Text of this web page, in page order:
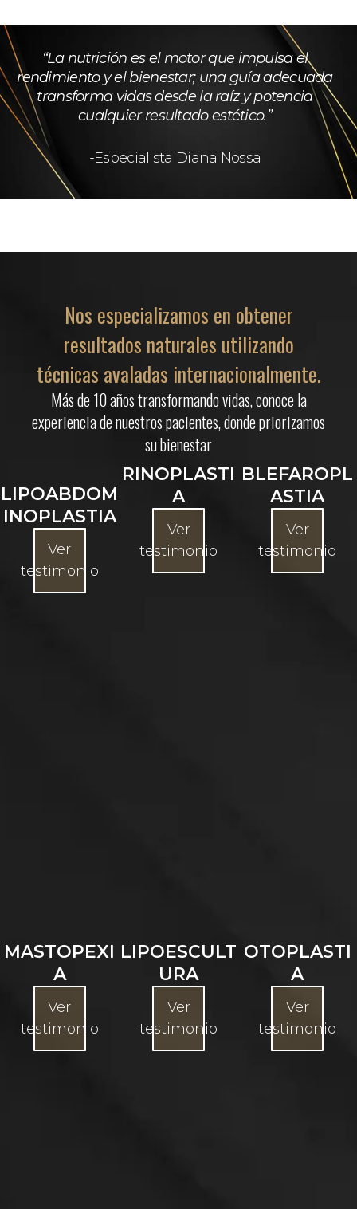
“La nutrición es el motor que impulsa el
rendimiento y el bienestar; una guía adecuada
transforma vidas desde la raíz y potencia
cualquier resultado estético.”
-Especialista Diana Nossa
Nos especializamos en obtener
resultados naturales utilizando
técnicas avaladas internacionalmente.
Más de 10 años transformando vidas, conoce la
experiencia de nuestros pacientes, donde priorizamos
su bienestar
LIPOABDOM
INOPLASTIA
Ver
testimonio
RINOPLASTI
A
Ver
testimonio
BLEFAROPL
ASTIA
Ver
testimonio
MASTOPEXI
A
Ver
testimonio
LIPOESCULT
URA
Ver
testimonio
OTOPLASTI
A
Ver
testimonio